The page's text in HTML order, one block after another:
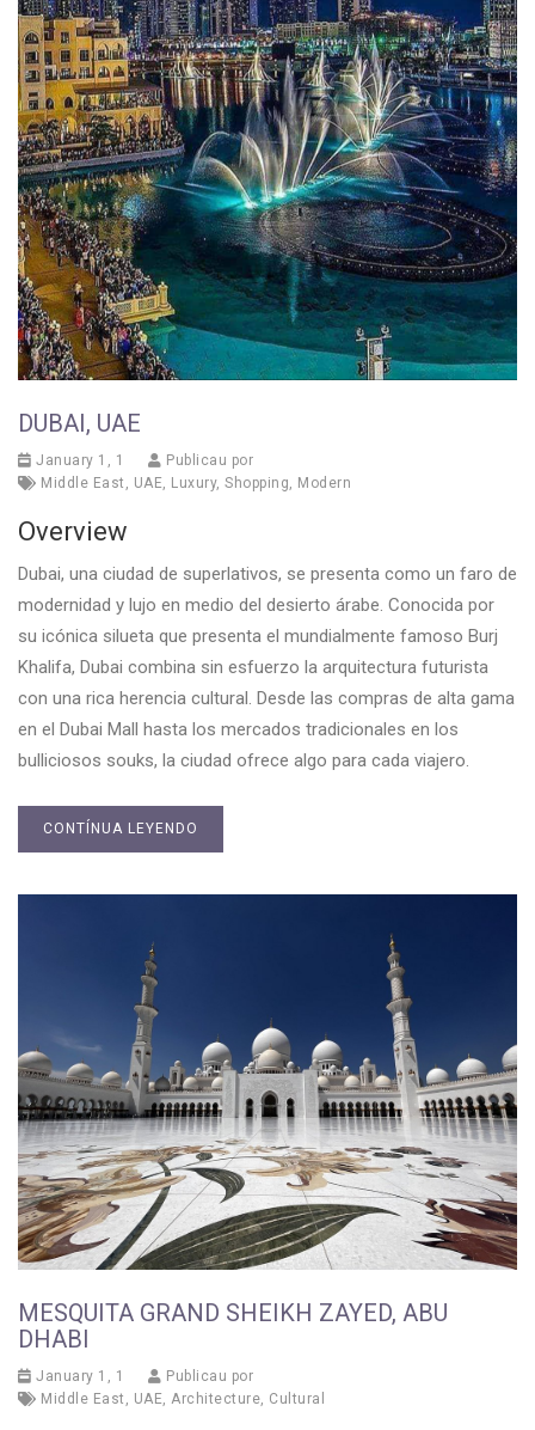
DUBAI, UAE
January 1, 1
Publicau por
Middle East , UAE, Luxury, Shopping, Modern
Overview
Dubai, una ciudad de superlativos, se presenta como un faro de
modernidad y lujo en medio del desierto árabe. Conocida por
su icónica silueta que presenta el mundialmente famoso Burj
Khalifa, Dubai combina sin esfuerzo la arquitectura futurista
con una rica herencia cultural. Desde las compras de alta gama
en el Dubai Mall hasta los mercados tradicionales en los
bulliciosos souks, la ciudad ofrece algo para cada viajero.
CONTÍNUA LEYENDO
MESQUITA GRAND SHEIKH ZAYED, ABU
DHABI
January 1, 1
Publicau por
Middle East
UAE Architecture Cultural